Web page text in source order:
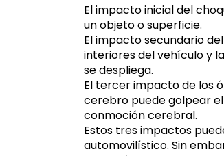
El impacto inicial del
un objeto o superficie.
El impacto secundario
interiores del vehículo y
se despliega.
El tercer impacto de los
cerebro puede golpear
conmoción cerebral.
Estos tres impactos
automovilístico. Sin